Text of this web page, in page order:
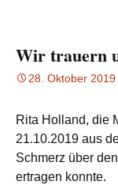
Wir trauern
28. Oktober 2019
Rita Holland, die
21.10.2019 aus
Schmerz über
ertragen konnte.